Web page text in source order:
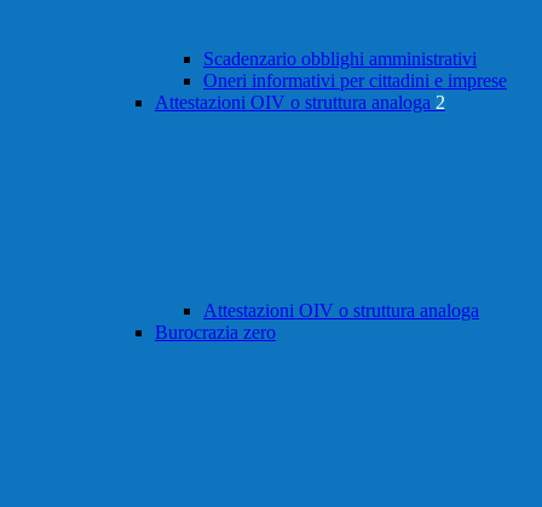
Scadenzario obblighi amministrativi
Oneri informativi per cittadini e imprese
Attestazioni OIV o struttura analoga 2
Attestazioni OIV o struttura analoga
Burocrazia zero